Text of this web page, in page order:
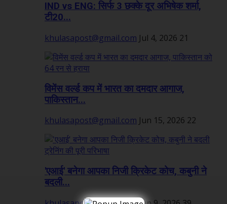
IND vs ENG: सिर्फ 3 छक्के दूर अभिषेक शर्मा,
टी20...
khulasapost@gmail.com Jul 4, 2026 21
विमेंस वर्ल्ड कप में भारत का दमदार आगाज,
पाकिस्तान...
khulasapost@gmail.com Jun 15, 2026 22
'एआई' बनेगा आपका निजी क्रिकेट कोच, कबुनी ने
बदली...